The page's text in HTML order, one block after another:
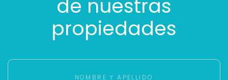
de nuestras
propiedades